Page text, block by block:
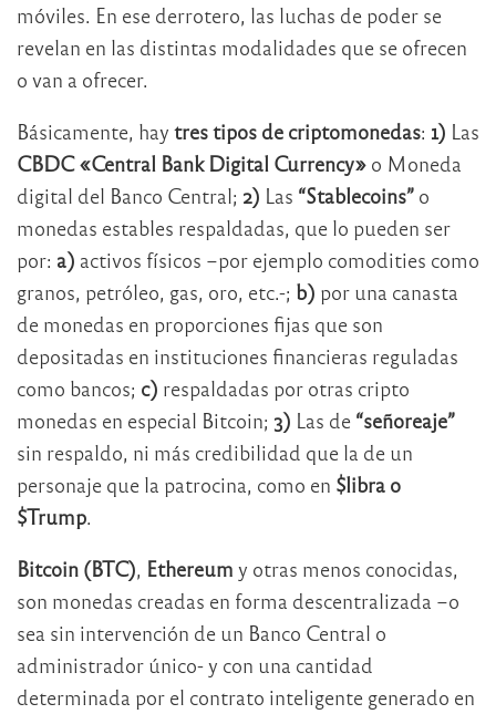
móviles. En ese derrotero, las luchas de poder se
revelan en las distintas modalidades que se ofrecen
o van a ofrecer.
Básicamente, hay tres tipos de criptomonedas: 1) Las
CBDC «Central Bank Digital Currency» o Moneda
digital del Banco Central; 2) Las “Stablecoins” o
monedas estables respaldadas, que lo pueden ser
por: a) activos físicos –por ejemplo comodities como
granos, petróleo, gas, oro, etc.-; b) por una canasta
de monedas en proporciones fijas que son
depositadas en instituciones financieras reguladas
como bancos; c) respaldadas por otras cripto
monedas en especial Bitcoin; 3) Las de “señoreaje”
sin respaldo, ni más credibilidad que la de un
personaje que la patrocina, como en $libra o
$Trump.
Bitcoin (BTC), Ethereum y otras menos conocidas,
son monedas creadas en forma descentralizada –o
sea sin intervención de un Banco Central o
administrador único- y con una cantidad
determinada por el contrato inteligente generado en